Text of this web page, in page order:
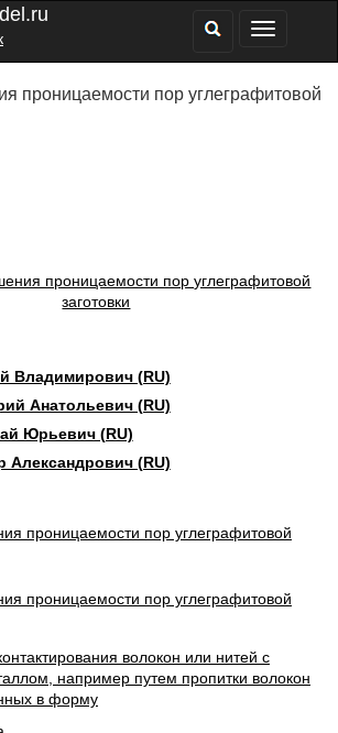
проницаемости пор углеграфитовой
Владимирович (RU)
Анатольевич (RU)
Юрьевич (RU)
Александрович (RU)
волокон или нитей с
например путем пропитки волокон
в форму